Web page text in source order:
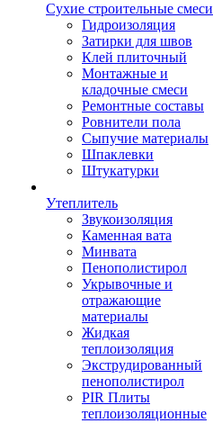
Сухие строительные смеси
Гидроизоляция
Затирки для швов
Клей плиточный
Монтажные и
кладочные смеси
Ремонтные составы
Ровнители пола
Сыпучие материалы
Шпаклевки
Штукатурки
Утеплитель
Звукоизоляция
Каменная вата
Минвата
Пенополистирол
Укрывочные и
отражающие
материалы
Жидкая
теплоизоляция
Экструдированный
пенополистирол
PIR Плиты
теплоизоляционные